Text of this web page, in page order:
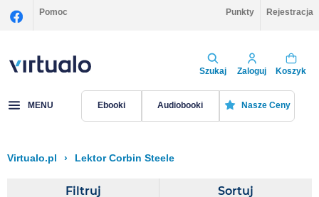
Pomoc Punkty Rejestracja
Szukaj Zaloguj Koszyk
MENU Ebooki Audiobooki Nasze Ceny
Virtualo.pl › Lektor Corbin Steele
Filtruj Sortuj